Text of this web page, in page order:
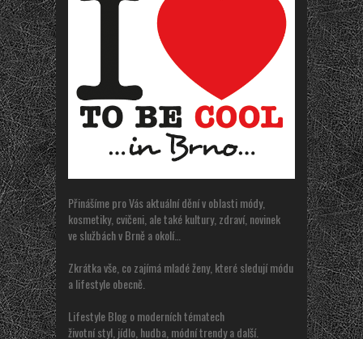
Přinášíme pro Vás aktuální dění v oblasti módy,
kosmetiky, cvičeni, ale také kultury, zdraví, novinek
ve službách v Brně a okolí…
Zkrátka vše, co zajímá mladé ženy, které sledují módu
a lifestyle obecně.
Lifestyle Blog o moderních tématech
životní styl, jídlo, hudba, módní trendy a další.